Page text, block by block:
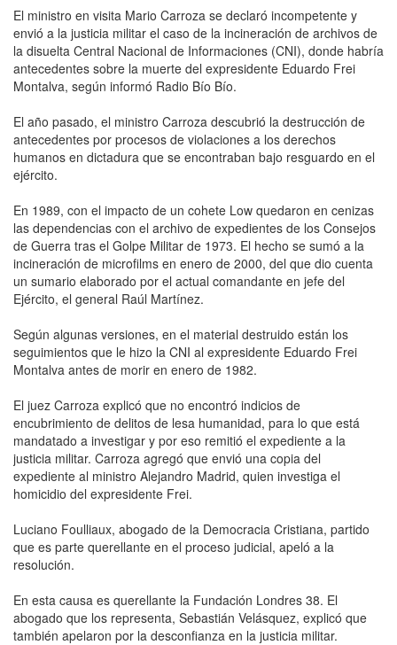
El ministro en visita Mario Carroza se declaró incompetente y
envió a la justicia militar el caso de la incineración de archivos de
la disuelta Central Nacional de Informaciones (CNI), donde habría
antecedentes sobre la muerte del expresidente Eduardo Frei
Montalva, según informó Radio Bío Bío.
El año pasado, el ministro Carroza descubrió la destrucción de
antecedentes por procesos de violaciones a los derechos
humanos en dictadura que se encontraban bajo resguardo en el
ejército.
En 1989, con el impacto de un cohete Low quedaron en cenizas
las dependencias con el archivo de expedientes de los Consejos
de Guerra tras el Golpe Militar de 1973. El hecho se sumó a la
incineración de microfilms en enero de 2000, del que dio cuenta
un sumario elaborado por el actual comandante en jefe del
Ejército, el general Raúl Martínez.
Según algunas versiones, en el material destruido están los
seguimientos que le hizo la CNI al expresidente Eduardo Frei
Montalva antes de morir en enero de 1982.
El juez Carroza explicó que no encontró indicios de
encubrimiento de delitos de lesa humanidad, para lo que está
mandatado a investigar y por eso remitió el expediente a la
justicia militar. Carroza agregó que envió una copia del
expediente al ministro Alejandro Madrid, quien investiga el
homicidio del expresidente Frei.
Luciano Foulliaux, abogado de la Democracia Cristiana, partido
que es parte querellante en el proceso judicial, apeló a la
resolución.
En esta causa es querellante la Fundación Londres 38. El
abogado que los representa, Sebastián Velásquez, explicó que
también apelaron por la desconfianza en la justicia militar.